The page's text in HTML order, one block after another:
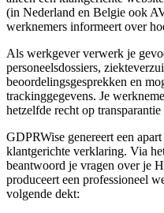
(in Nederland en Belgie ook
werknemers informeert over
Als werkgever verwerk je
personeelsdossiers,
beoordelingsgesprekken en
trackinggegevens. Je
hetzelfde recht op
GDPRWise genereert een
klantgerichte verklaring. Via
beantwoord je vragen over je
produceert een professioneel
volgende dekt: